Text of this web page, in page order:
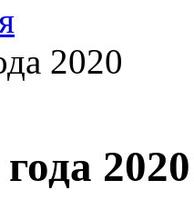
2020
2020